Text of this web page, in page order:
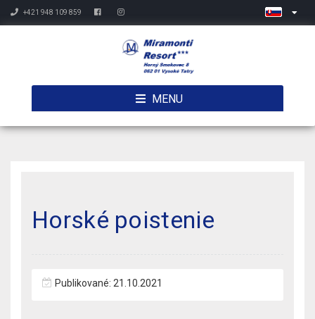
+421 948 109 859
MENU
Horské poistenie
Publikované: 21.10.2021